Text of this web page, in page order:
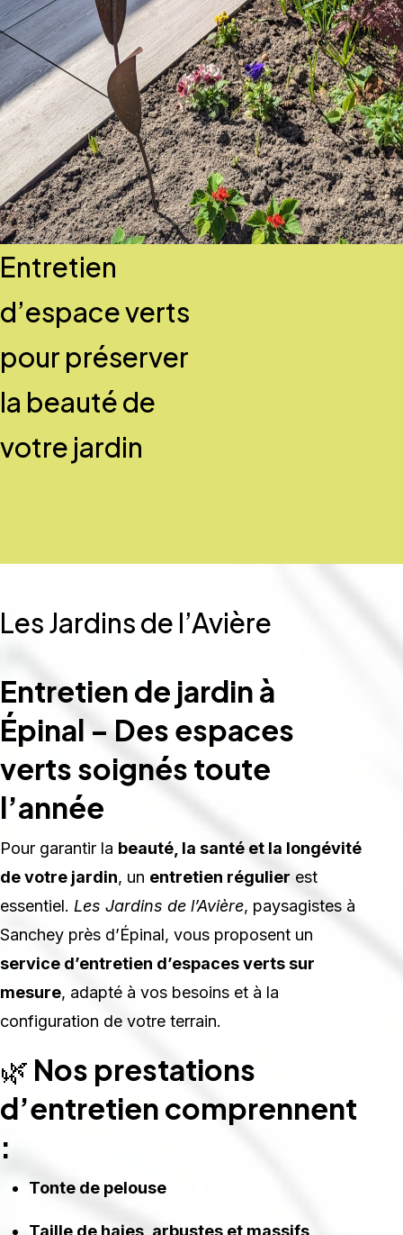
Entretien
d’espace verts
pour préserver
la beauté de
votre jardin
Les Jardins de l’Avière
Entretien de jardin à
Épinal – Des espaces
verts soignés toute
l’année
Pour garantir la beauté, la santé et la longévité
de votre jardin, un entretien régulier est
essentiel. Les Jardins de l’Avière, paysagistes à
Sanchey près d’Épinal, vous proposent un
service d’entretien d’espaces verts sur
mesure, adapté à vos besoins et à la
configuration de votre terrain.
🌿 Nos prestations
d’entretien comprennent
:
Tonte de pelouse
Taille de haies, arbustes et massifs